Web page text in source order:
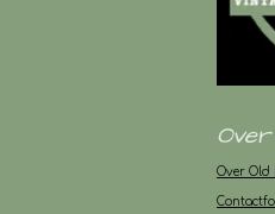
Over Old